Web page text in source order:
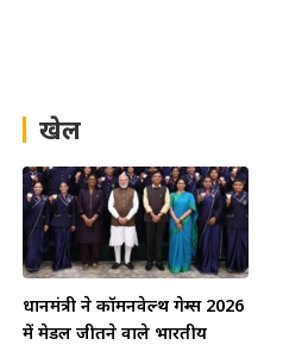
खेल
प्रधानमंत्री ने कॉमनवेल्थ गेम्स 2026
में मेडल जीतने वाले भारतीय